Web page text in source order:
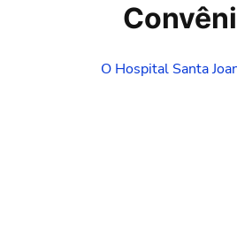
O Hospital Santa